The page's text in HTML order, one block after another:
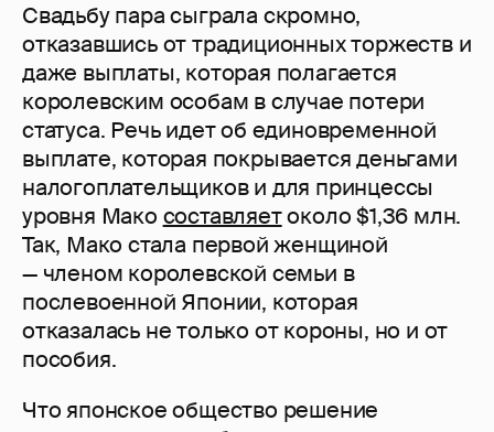
Свадьбу пара сыграла скромно,
отказавшись от традиционных торжеств и
даже выплаты, которая полагается
королевским особам в случае потери
статуса. Речь идет об единовременной
выплате, которая покрывается деньгами
налогоплательщиков и для принцессы
уровня Мако составляетоколо $1,36 млн.
Так, Мако стала первой женщиной
— членом королевской семьи в
послевоенной Японии, которая
отказалась не только от короны, но и от
пособия.
Что японское общество решение